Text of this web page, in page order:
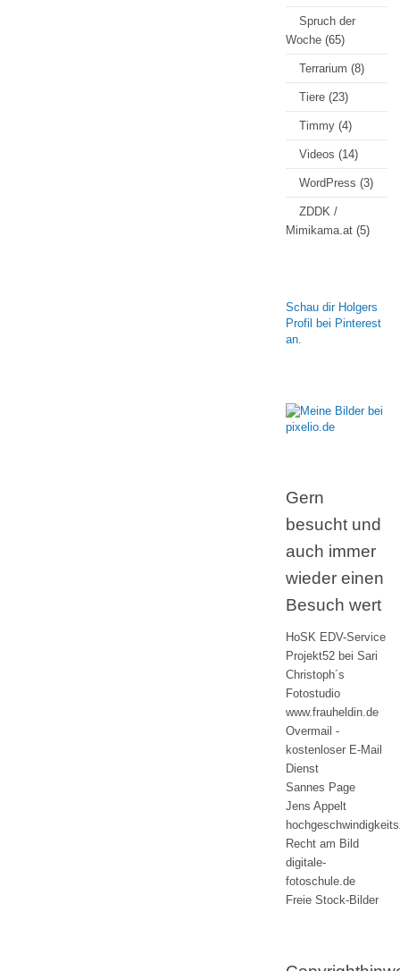
Spruch der
Woche (65)
Terrarium (8)
Tiere (23)
Timmy (4)
Videos (14)
WordPress (3)
ZDDK /
Mimikama.at (5)
Schau dir Holgers
Profil bei Pinterest
an.
Gern
besucht und
auch immer
wieder einen
Besuch wert
HoSK EDV-Service
Projekt52 bei Sari
Christoph´s
Fotostudio
www.frauheldin.de
Overmail -
kostenloser E-Mail
Dienst
Sannes Page
Jens Appelt
Recht am Bild
digitale-
fotoschule.de
Freie Stock-Bilder